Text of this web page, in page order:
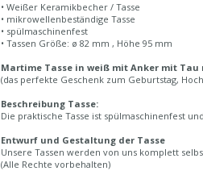
• Weißer Keramikbecher / Tasse
• mikrowellenbeständige Tasse
• spülmaschinenfest
• Tassen Größe: ø 82 mm , Höhe 95 mm
Martime Tasse in weiß mit Anker mit
(das perfekte Geschenk zum Geburtstag,
Beschreibung Tasse:
Die praktische Tasse ist spülmaschinenfest
Entwurf und Gestaltung der Tasse
Unsere Tassen werden von uns komplett
(Alle Rechte vorbehalten)